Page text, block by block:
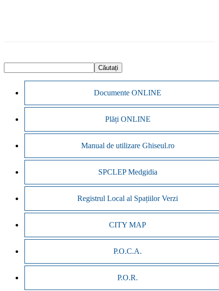
Documente ONLINE
Plăți ONLINE
Manual de utilizare Ghiseul.ro
SPCLEP Medgidia
Registrul Local al Spațiilor Verzi
CITY MAP
P.O.C.A.
P.O.R.